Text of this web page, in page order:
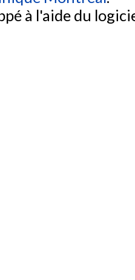
à l'aide du